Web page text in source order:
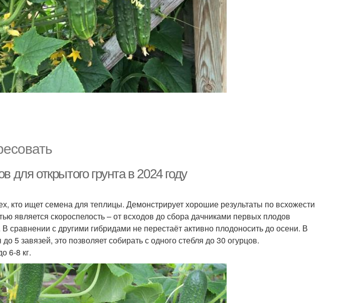
для открытого грунта в 2024 году
кто ищет семена для теплицы. Демонстрирует хорошие результаты по всхожести
является скороспелость – от всходов до сбора дачниками первых плодов
сравнении с другими гибридами не перестаёт активно плодоносить до осени. В
5 завязей, это позволяет собирать с одного стебля до 30 огурцов.
6-8 кг.